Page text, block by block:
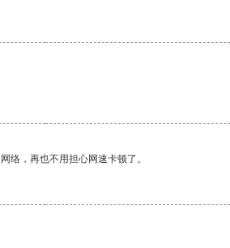
络，再也不用担心网速卡顿了。